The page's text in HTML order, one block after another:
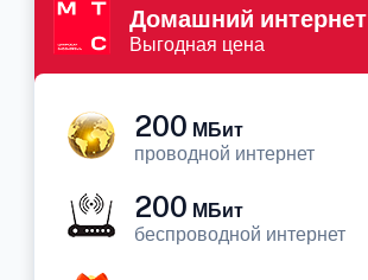
Домашний интернет
Выгодная цена
200 МБит
проводной интернет
200 МБит
беспроводной интернет